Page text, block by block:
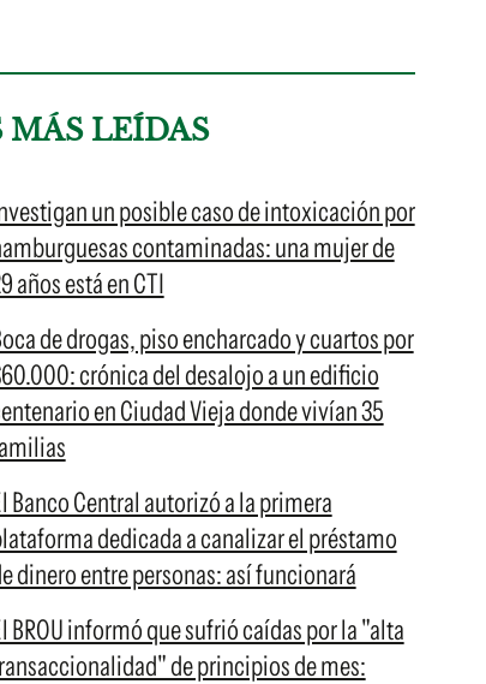
MÁS LEÍDAS
un posible caso de intoxicación por
contaminadas: una mujer de
años está en CTI
de drogas, piso encharcado y cuartos por
crónica del desalojo a un edificio
en Ciudad Vieja donde vivían 35
Banco Central autorizó a la primera
dedicada a canalizar el préstamo
dinero entre personas: así funcionará
BROU informó que sufrió caídas por la "alta
de principios de mes: